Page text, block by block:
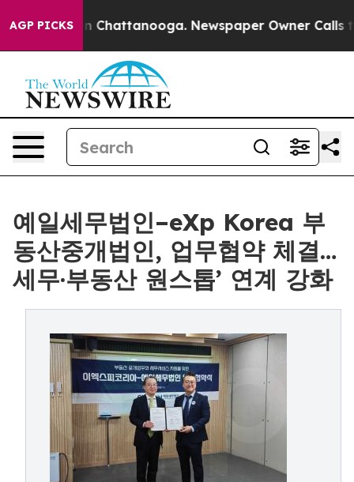
AGP PICKS
Chaos in Chattanooga. Newspaper Owner Calls
예일세무법인–eXp Korea 부
동산중개법인, 업무협약 체결…
세무·부동산 원스톱’ 연계 강화